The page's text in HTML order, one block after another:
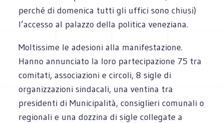
perché di domenica tutti gli uffici sono chiusi)
l’accesso al palazzo della politica veneziana.
Moltissime le adesioni alla manifestazione.
Hanno annunciato la loro partecipazione 75 tra
comitati, associazioni e circoli, 8 sigle di
organizzazioni sindacali, una ventina tra
presidenti di Municipalità, consiglieri comunali o
regionali e una dozzina di sigle collegate a